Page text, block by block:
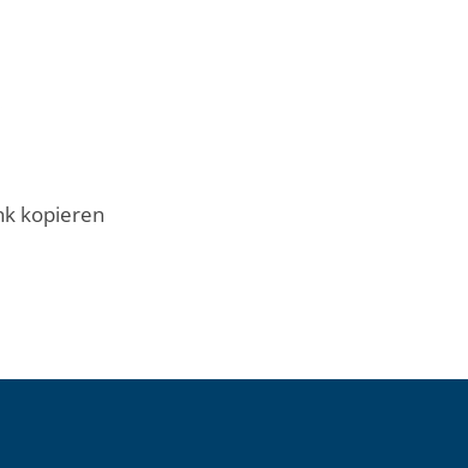
kopieren